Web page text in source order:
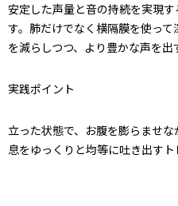
安定した声量と音の持続を実現
す。肺だけでなく横隔膜を使っ
を減らしつつ、より豊かな声を出
実践ポイント
立った状態で、お腹を膨らませ
息をゆっくりと均等に吐き出す